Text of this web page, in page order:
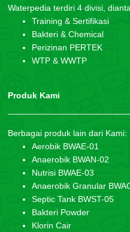
Waterpedia terdiri 4 divisi,
Training & Sertifikasi
Bakteri & Chemical
Perizinan PERTEK
WTP & WWTP
Produk Kami
Berbagai produk lain dari Kami:
Aerobik BWAE-01
Anaerobik BWAN-02
Nutrisi BWAE-03
Anaerobik Granular
Septic Tank BWST-05
Bakteri Powder
Klorin Cair